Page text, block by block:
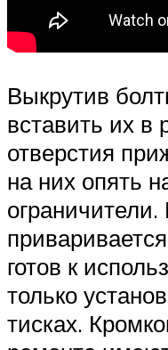
Выкрутив
вставить их в
отверстия
на них опять
ограничители.
готов к
только
тисках.